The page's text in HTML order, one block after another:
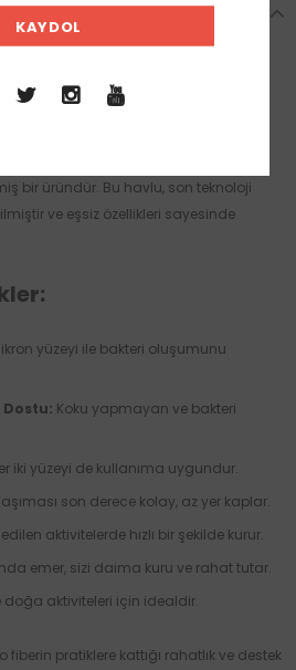
Havlu /
ABD’nin Kuzey Carolina Devlet
bir üründür. Bu havlu, son teknoloji
ve eşsiz özellikleri sayesinde
yüzeyi ile bakteri oluşumunu
Koku yapmayan ve bakteri
iki yüzeyi de kullanıma uygundur.
son derece kolay, az yer kaplar.
aktivitelerde hızlı bir şekilde kurur.
emer, sizi daima kuru ve rahat tutar.
doğa aktiviteleri için idealdir.
pratiklere kattığı rahatlık ve destek